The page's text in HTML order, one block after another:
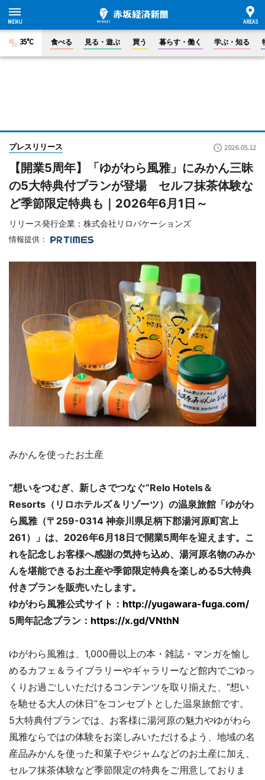
35°C 食べる 見る・遊ぶ 買う 暮らす・働く 学ぶ・知る
プレスリリース 2026.05.12
【開業5周年】「ゆがわら風雅」にみかん三昧
の5大特典付プランが登場 セルフ抹茶体験な
ど季節限定特典も｜2026年6月1日～
リリース発行企業：株式会社リロバケーションズ
情報提供：
みかんを使ったお土産
“想いをつむぎ、新しさでつなぐ”Relo Hotels＆
Resorts（リロホテルズ＆リゾーツ）の温泉旅館「ゆがわ
ら風雅（〒259-0314 神奈川県足柄下郡湯河原町宮上
261）」は、2026年6月18日で開業5周年を迎えます。こ
れを記念しお客様へ感謝の気持ち込め、湯河原名物のみか
んを堪能できるお土産や季節限定特典を楽しめる5大特典
付きプランを販売いたします。
ゆがわら風雅公式サイト： http://yugawara-fuga.com/
5周年記念プラン： https://x.gd/VNthN
ゆがわら風雅は、1,000冊以上の本・雑誌・マンガを愉し
めるカフェ＆ライブラリーやギャラリーなど館内でごゆっ
くりお過ごしいただけるコンテンツを取り揃えた、“想い
を馳せる大人の休日”をコンセプトとした温泉旅館です。
5大特典付プランでは、お客様に湯河原の魅力やゆがわら
風雅ならではの体験をお楽しみいただけるよう、地域の名
産品みかんを使った和菓子やジャムなどのお土産に加え、
セルフ抹茶体験など季節限定の特典をご用意しておりま